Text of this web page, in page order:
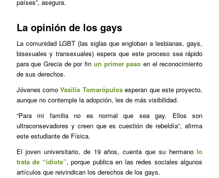
países”, asegura.
La opinión de los gays
La comunidad LGBT (las siglas que engloban a lesbianas, gays,
bisexuales y transexuales) espera que este proceso sea rápido
para que Grecia de por fin un primer paso en el reconocimiento
de sus derechos.
Jóvenes comoVasilis Tomarópulosesperan que este proyecto,
aunque no contemple la adopción, les de más visibilidad.
“Para mi familia no es normal que sea gay. Ellos son
ultraconsevadores y creen que es cuestión de rebeldía”, afirma
este estudiante de Física.
El joven universitario, de 19 años, cuenta que su hermanolo
trata de “idiota”, porque publica en las redes sociales algunos
artículos que reivindican los derechos de los gays.